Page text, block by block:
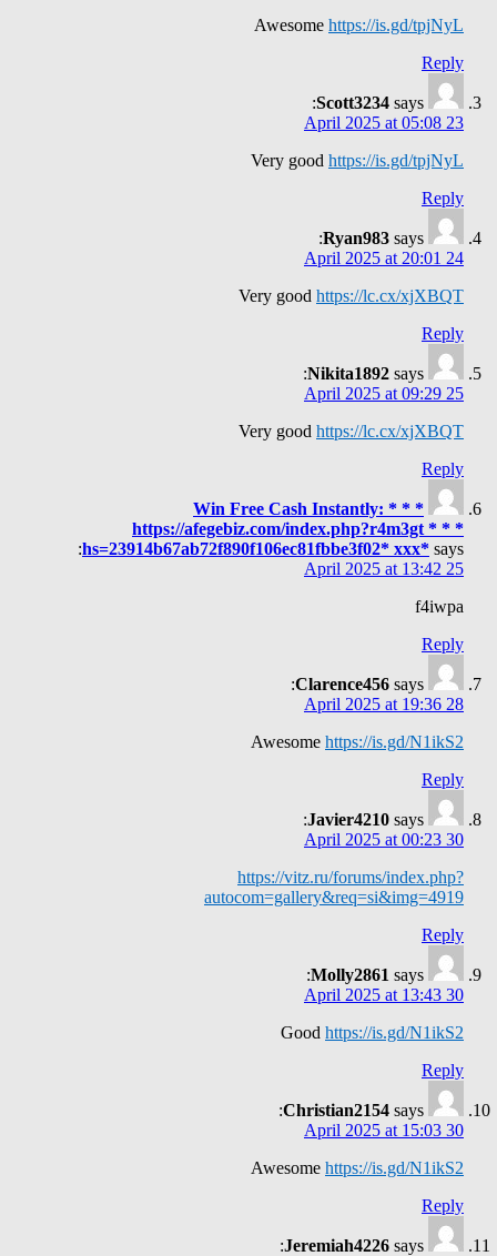
Awesome https://is.gd/tpjNyL
Reply
Scott3234 says:
23 April 2025 at 05:08
Very good https://is.gd/tpjNyL
Reply
Ryan983 says:
24 April 2025 at 20:01
Very good https://lc.cx/xjXBQT
Reply
Nikita1892 says:
25 April 2025 at 09:29
Very good https://lc.cx/xjXBQT
Reply
* * * Win Free Cash Instantly:
https://afegebiz.com/index.php?r4m3gt * * *
hs=23914b67ab72f890f106ec81fbbe3f02* ххх* says:
25 April 2025 at 13:42
f4iwpa
Reply
Clarence456 says:
28 April 2025 at 19:36
Awesome https://is.gd/N1ikS2
Reply
Javier4210 says:
30 April 2025 at 00:23
https://vitz.ru/forums/index.php?
autocom=gallery&req=si&img=4919
Reply
Molly2861 says:
30 April 2025 at 13:43
Good https://is.gd/N1ikS2
Reply
Christian2154 says:
30 April 2025 at 15:03
Awesome https://is.gd/N1ikS2
Reply
Jeremiah4226 says: